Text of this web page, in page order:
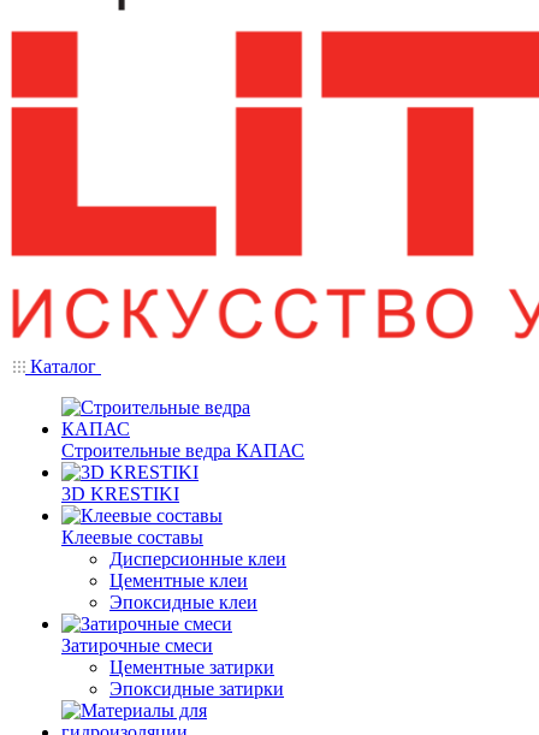
Каталог
Строительные ведра КАПАС
3D KRESTIKI
Клеевые составы
Дисперсионные клеи
Цементные клеи
Эпоксидные клеи
Затирочные смеси
Цементные затирки
Эпоксидные затирки